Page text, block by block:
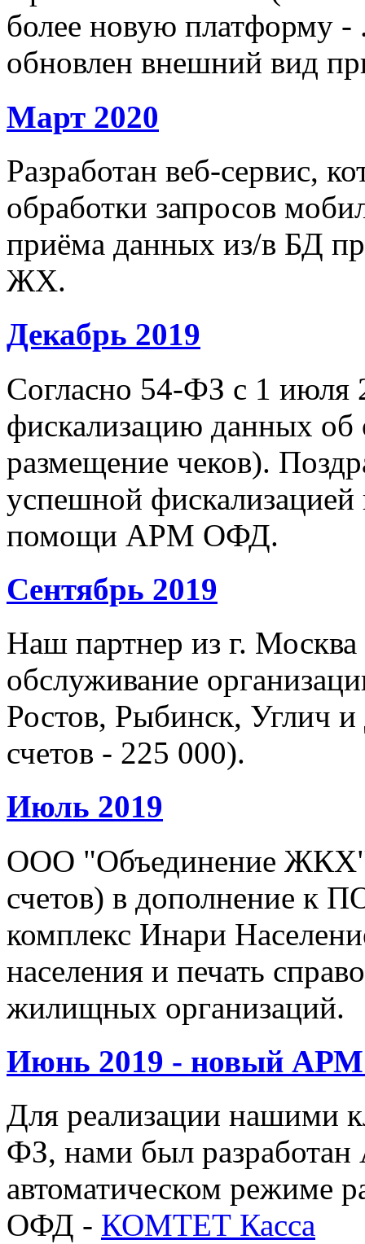
более новую платформу
обновлен внешний вид
Март 2020
Разработан веб-сервис,
обработки запросов
приёма данных из/в БД
ЖХ.
Декабрь 2019
Согласно 54-ФЗ с 1 июля
фискализацию данных об
размещение чеков).
успешной
помощи АРМ ОФД.
Сентябрь 2019
Наш партнер из г.
обслуживание
Ростов, Рыбинск, Углич
счетов - 225 000).
Июль 2019
ООО "Объединение ЖКХ"
счетов) в дополнение к
комплекс Инари
населения и печать
жилищных организаций.
Июнь 2019 - новый
Для реализации нашими
ФЗ, нами был
автоматическом режиме
ОФД - КОМТЕТ Касса